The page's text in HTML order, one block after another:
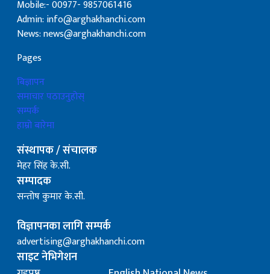
Mobile:- 00977- 9857061416
Admin: info@arghakhanchi.com
News: news@arghakhanchi.com
Pages
बिज्ञापन
समाचार पठाउनुहोस्
सम्पर्क
हाम्रो बारेमा
संस्थापक / संचालक
मेहर सिंह के.सी.
सम्पादक
सन्तोष कुमार के.सी.
विज्ञापनका लागि सम्पर्क
advertising@arghakhanchi.com
साइट नेभिगेशन